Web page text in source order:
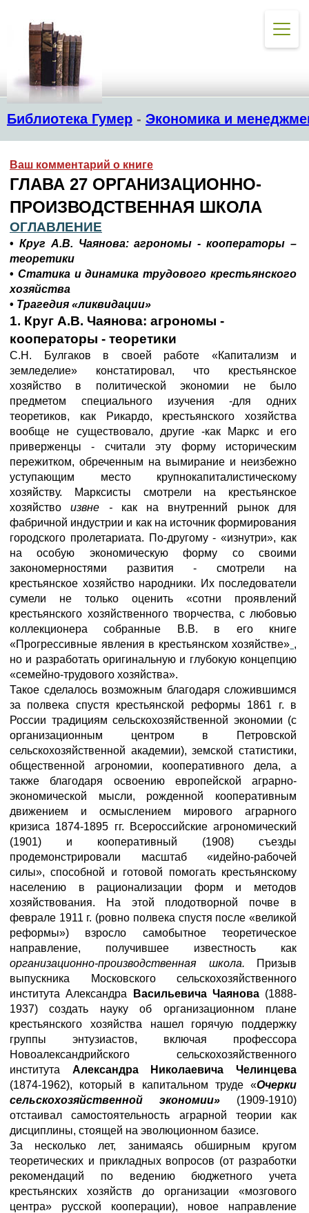
Библиотека Гумер - Экономика и
Ваш комментарий о книге
ГЛАВА 27 ОРГАНИЗАЦИОННО-
ПРОИЗВОДСТВЕННАЯ ШКОЛА
ОГЛАВЛЕНИЕ
• Круг А.В. Чаянова: агрономы - кооператоры –
теоретики
• Статика и динамика трудового крестьянского
хозяйства
• Трагедия «ликвидации»
1. Круг А.В. Чаянова: агрономы -
кооператоры - теоретики
С.Н. Булгаков в своей работе «Капитализм и
земледелие» констатировал, что крестьянское
хозяйство в политической экономии не было
предметом специального изучения -для одних
теоретиков, как Рикардо, крестьянского хозяйства
вообще не существовало, другие -как Маркс и его
приверженцы - считали эту форму историческим
пережитком, обреченным на вымирание и неизбежно
уступающим место крупнокапиталистическому
хозяйству. Марксисты смотрели на крестьянское
хозяйствоизвне -как на внутренний рынок для
фабричной индустрии и как на источник формирования
городского пролетариата. По-другому - «изнутри», как
на особую экономическую форму со своими
закономерностями развития - смотрели на
крестьянское хозяйство народники. Их последователи
сумели не только оценить «сотни проявлений
крестьянского хозяйственного творчества, с любовью
коллекционера собранные В.В. в его книге
«Прогрессивные явления в крестьянском хозяйстве» ,
но и разработать оригинальную и глубокую концепцию
«семейно-трудового хозяйства».
Такое сделалось возможным благодаря сложившимся
за полвека спустя крестьянской реформы 1861 г. в
России традициям сельскохозяйственной экономии (с
организационным центром в Петровской
сельскохозяйственной академии), земской статистики,
общественной агрономии, кооперативного дела, а
также благодаря освоению европейской аграрно-
экономической мысли, рожденной кооперативным
движением и осмыслением мирового аграрного
кризиса 1874-1895 гг. Всероссийские агрономический
(1901) и кооперативный (1908) съезды
продемонстрировали масштаб «идейно-рабочей
силы», способной и готовой помогать крестьянскому
населению в рационализации форм и методов
хозяйствования. На этой плодотворной почве в
феврале 1911 г. (ровно полвека спустя после «великой
реформы») взросло самобытное теоретическое
направление, получившее известность как
организационно-производственная школа. Призыв
выпускника Московского сельскохозяйственного
института Александра Васильевича Чаянова(1888-
1937) создать науку об организационном плане
крестьянского хозяйства нашел горячую поддержку
группы энтузиастов, включая профессора
Новоалександрийского сельскохозяйственного
института Александра Николаевича Челинцева
(1874-1962), который в капитальном труде «Очерки
сельскохозяйственной экономии» (1909-1910)
отстаивал самостоятельность аграрной теории как
дисциплины, стоящей на эволюционном базисе.
За несколько лет, занимаясь обширным кругом
теоретических и прикладных вопросов (от разработки
рекомендаций по ведению бюджетного учета
крестьянских хозяйств до организации «мозгового
центра» русской кооперации), новое направление